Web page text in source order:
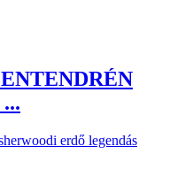
erdő legendás